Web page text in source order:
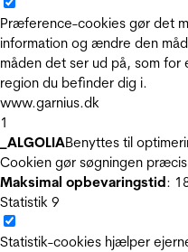
Præference-cookies gør det
information og ændre den
måden det ser ud på, som
region du befinder dig i.
www.garnius.dk
1
_ALGOLIABenyttes til
Cookien gør søgningen
Maksimal opbevaringstid:
Statistik 9
Statistik-cookies hjælper